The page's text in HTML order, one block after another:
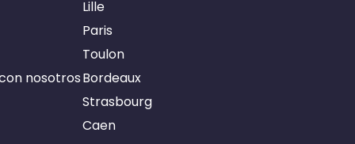
nosotros
Lille
Paris
Toulon
Bordeaux
Strasbourg
Caen